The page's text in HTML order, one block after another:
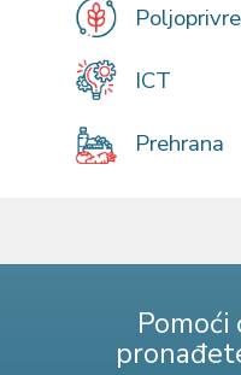
ICT
Prehrana
Pomoći